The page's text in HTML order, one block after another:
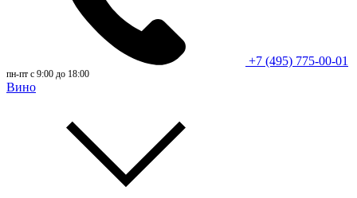
+7 (495) 775-00-01
пн-пт с 9:00 до 18:00
Вино